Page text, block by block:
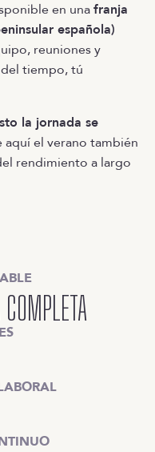
en unafranja
española)
reuniones y
tiempo, tú
la jornada se
aquí el verano también
rendimiento a largo